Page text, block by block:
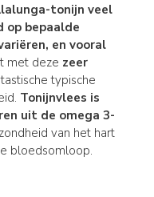
tonijn veel
op bepaalde
en vooral
met deze zeer
typische
Tonijnvlees is
uit de omega 3-
van het hart
bloedsomloop.